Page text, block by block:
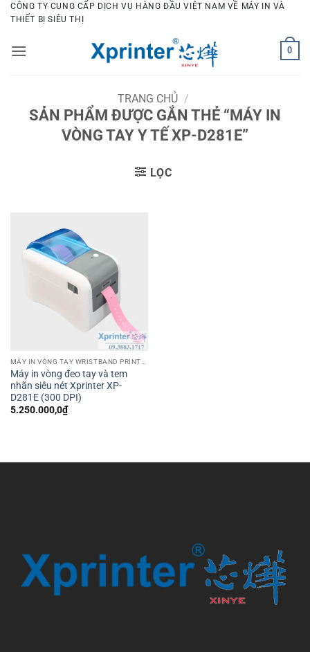
Bỏ
qua
dung
CÔNG TY CUNG CẤP DỊCH VỤ HÀNG ĐẦU VIỆT NAM VỀ MÁY IN VÀ
THIẾT BỊ SIÊU THỊ
0
TRANG CHỦ /
SẢN PHẨM ĐƯỢC GẮN THẺ “MÁY IN
VÒNG TAY Y TẾ XP-D281E”
LỌC
Máy in vòng đeo tay và tem
nhãn siêu nét Xprinter XP-
D281E (300 DPI)
5.250.000,0₫